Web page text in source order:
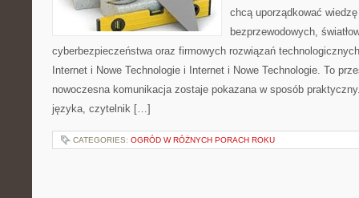
chcą uporządkować
bezprzewodowych,
cyberbezpieczeństwa oraz firmowych rozwiązań
Internet i Nowe Technologie i Internet i Nowe Technologie. To
nowoczesna komunikacja zostaje pokazana w sposób
języka, czytelnik […]
CATEGORIES: OGRÓD W RÓŻNYCH PORACH ROKU